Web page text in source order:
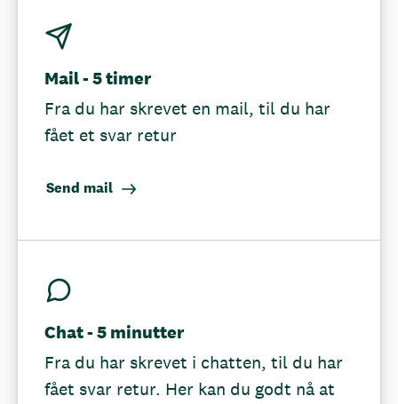
Mail - 5 timer
Fra du har skrevet en mail, til du har
fået et svar retur
Send mail
Chat - 5 minutter
Fra du har skrevet i chatten, til du har
fået svar retur. Her kan du godt nå at